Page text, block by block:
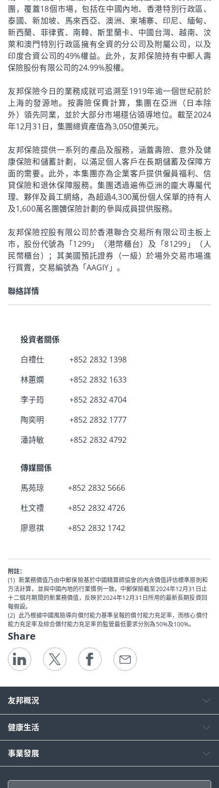
團，覆蓋18個市場，包括在中國內地、香港特別行政區、
泰國、新加坡、馬來西亞、澳洲、柬埔寨、印尼、緬甸、
新西蘭、菲律賓、南韓、斯里蘭卡、中國台灣、越南、汶
萊和澳門特別行政區擁有全資的分公司及附屬公司，以及
印度合資公司的49%權益。此外，友邦保險持有中郵人壽
保險股份有限公司的24.99%股權。
友邦保險今日的業務成就可追溯至1919年逾一個世紀前於
上海的發源地。按壽險保費計算，集團在亞洲（日本除
外）領先同業，並於大部分市場穩佔領導地位。截至2024
年12月31日，集團總資產值為3,050億美元。
友邦保險提供一系列的產品及服務，涵蓋壽險、意外及健
康保險和儲蓄計劃，以滿足個人客戶在長期儲蓄及保障方
面的需要。此外，本集團亦為企業客戶提供僱員福利、信
貸保險和退休保障服務。集團透過遍佈亞洲的龐大專屬代
理、夥伴及員工網絡，為超過4,300萬份個人保單的持有人
及1,600萬名團體保險計劃的參與成員提供服務。
友邦保險控股有限公司於香港聯合交易所有限公司主板上
市，股份代號為「1299」（港幣櫃台）及「81299」（人
民幣櫃台）；其美國預託證券（一級）於場外交易市場進
行買賣，交易編號為「AAGIY」。
聯絡詳情
投資者關係
白禮仕
+852 2832 1398
林蕙嫻
+852 2832 1633
李子筠
+852 2832 4704
陶奕明
+852 2832 1777
潘詩敏
+852 2832 4792
傳媒關係
馬苑琼
+852 2832 5666
杜文禮
+852 2832 4726
廖恩祺
+852 2832 1742
附註：
(1) 新業務價值乃由中郵保險基於中國精算師協會的內含價值評估標準原則和
方法計算，並與中國內地的行業慣例一致。中郵保險截至2024年12月31日止
十二個月期間的新業務價值，反映於2024年12月31日所用的最新長期投資回
報假設。
(2) 此乃根據中國風險導向償付能力基準呈報的償付能力充足率，而核心償付
能力充足率及綜合償付能力充足率的監管最低要求分別為50%及100%。
Share
友邦概況
健康生活
事業發展